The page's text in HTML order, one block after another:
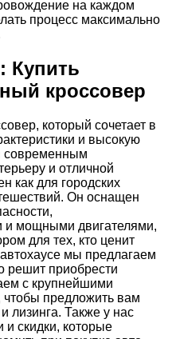
на каждом
процесс максимально
Купить
кроссовер
который сочетает в
и высокую
современным
и отличной
как для городских
Он оснащен
и мощными двигателями,
для тех, кто ценит
мы предлагаем
решит приобрести
с крупнейшими
предложить вам
лизинга. Также у нас
и скидки, которые